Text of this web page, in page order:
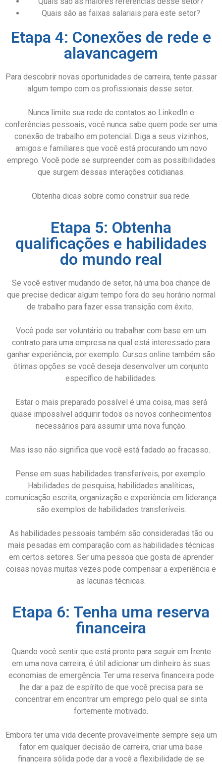
Quais são as faixas salariais para este setor?
Etapa 4: Conexões de rede e
alavancagem
Para descobrir novas oportunidades de carreira, tente passar
algum tempo com os profissionais desse setor.
Nunca limite sua rede de contatos ao LinkedIn e
conferências pessoais, você nunca sabe quem pode ser uma
conexão de trabalho em potencial. Diga a seus vizinhos,
amigos e familiares que você está procurando um novo
emprego. Você pode se surpreender com as possibilidades
que surgem dessas interações cotidianas.
Obtenha dicas sobre como construir sua rede.
Etapa 5: Obtenha
qualificações e habilidades
do mundo real
Se você estiver mudando de setor, há uma boa chance de
que precise dedicar algum tempo fora do seu horário normal
de trabalho para fazer essa transição com êxito.
Você pode ser voluntário ou trabalhar com base em um
contrato para uma empresa na qual está interessado para
ganhar experiência, por exemplo. Cursos online também são
ótimas opções se você deseja desenvolver um conjunto
específico de habilidades.
Estar o mais preparado possível é uma coisa, mas será
quase impossível adquirir todos os novos conhecimentos
necessários para assumir uma nova função.
Mas isso não significa que você está fadado ao fracasso.
Pense em suas habilidades transferíveis, por exemplo.
Habilidades de pesquisa, habilidades analíticas,
comunicação escrita, organização e experiência em liderança
são exemplos de habilidades transferíveis.
As habilidades pessoais também são consideradas tão ou
mais pesadas em comparação com as habilidades técnicas
em certos setores. Ser uma pessoa que gosta de aprender
coisas novas muitas vezes pode compensar a experiência e
as lacunas técnicas.
Etapa 6: Tenha uma reserva
financeira
Quando você sentir que está pronto para seguir em frente
em uma nova carreira, é útil adicionar um dinheiro às suas
economias de emergência. Ter uma reserva financeira pode
lhe dar a paz de espírito de que você precisa para se
concentrar em encontrar um emprego pelo qual se sinta
fortemente motivado.
Embora ter uma vida decente provavelmente sempre seja um
fator em qualquer decisão de carreira, criar uma base
financeira sólida pode dar a você a flexibilidade de se